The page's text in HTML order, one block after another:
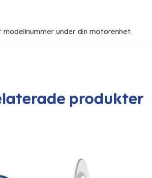
under din motorenhet.
produkter